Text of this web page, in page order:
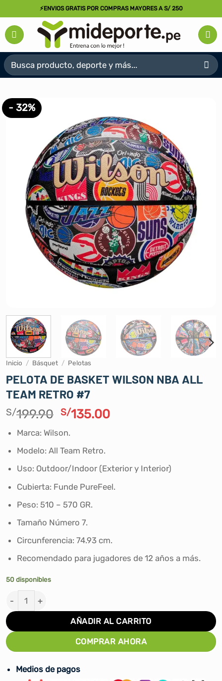
al
contenido
⚡ENVIOS GRATIS POR COMPRAS MAYORES A S/ 250
Buscar
por:
- 32%
Inicio / Básquet / Pelotas
PELOTA DE BASKET WILSON NBA ALL
TEAM RETRO #7
S/199.90 El
original
era:
S/199.90.
S/135.00El
S/135.00.
Marca: Wilson.
Modelo: All Team Retro.
Uso: Outdoor/Indoor (Exterior y Interior)
Cubierta: Funde PureFeel.
Peso: 510 – 570 GR.
Tamaño Número 7.
Circunferencia: 74.93 cm.
Recomendado para jugadores de 12 años a más.
50 disponibles
PELOTA DE BASKET WILSON NBA ALL TEAM RETRO #7
AÑADIR AL CARRITO
COMPRAR AHORA
Medios de pagos